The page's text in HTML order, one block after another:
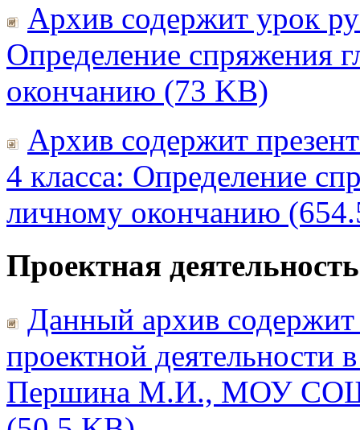
Архив содержит урок
Определение спряжения
окончанию (73 KB)
Архив содержит
4 класса: Определение
личному окончанию
Проектная
Данный архив
проектной деятельности
Першина М.И., МОУ